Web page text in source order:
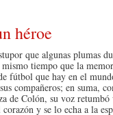
héroe
que algunas plumas
tiempo que la
fútbol que hay en el
compañeros; en suma,
de Colón, su voz
y se lo echa a la